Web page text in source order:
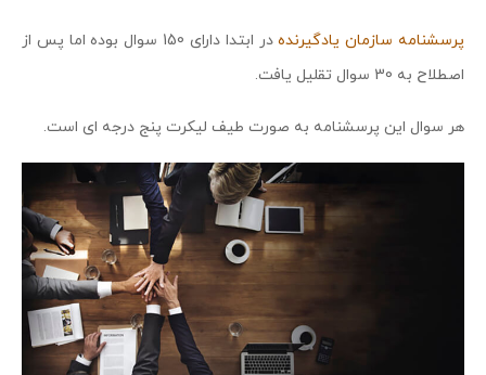
پرسشنامه سازمان یادگیرنده
در ابتدا دارای 150 سوال بوده اما پس از
اصطلاح به 30 سوال تقلیل یافت.
هر سوال این پرسشنامه به صورت طیف لیکرت پنج درجه ای است.